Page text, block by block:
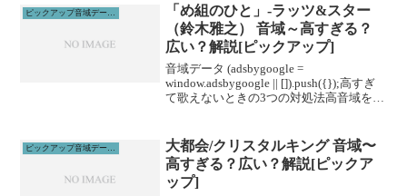
ルに通うこと...
ピックアップ音域データ解説
「め組のひと」-ラッツ&スター
（鈴木雅之） 音域～高すぎる？
広い？解説[ピックアップ]
音域データ (adsbygoogle =
window.adsbygoogle || []).push({});高すぎ
て歌えないときの3つの対処法高音域を広
ルに通うこと...
ピックアップ音域データ解説
大都会/クリスタルキング 音域〜
高すぎる？広い？解説[ピックア
ップ]